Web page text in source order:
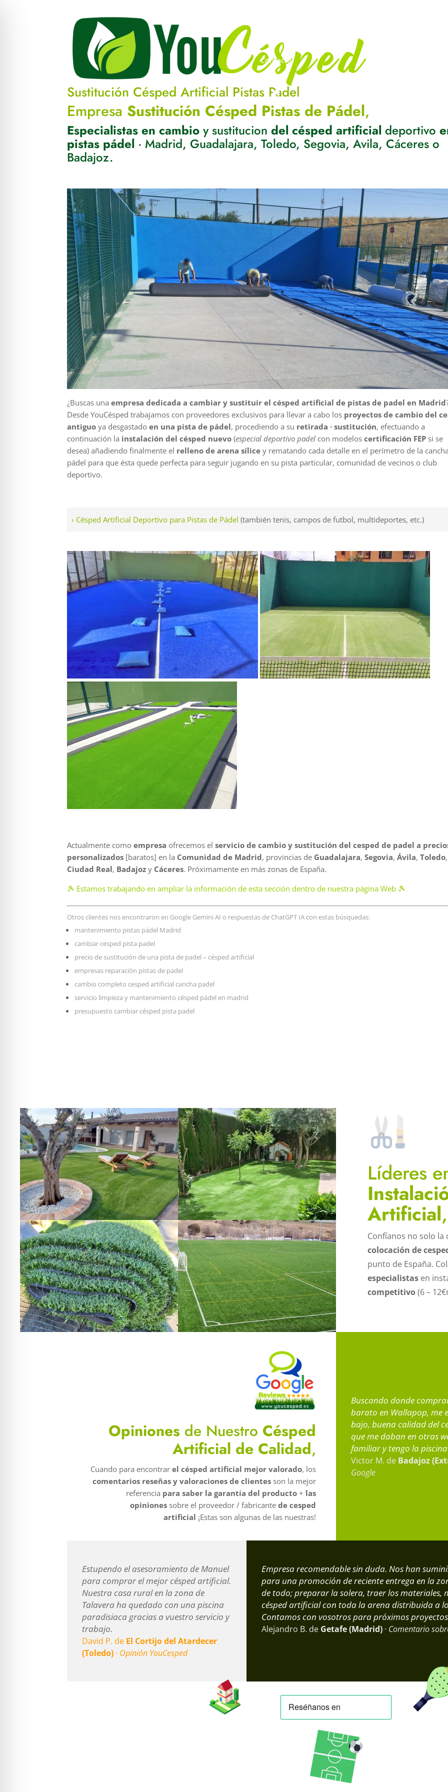
Contacto
Sustitución Césped Artificial Pistas Padel
Empresa Sustitución Césped Pistas de Pádel,
Especialistas en cambio y sustituciondel césped artificial deportivo
pistas pádel · Madrid, Guadalajara, Toledo, Segovia, Avila, Cáceres o
Badajoz.
¿Buscas unaempresa dedicada a cambiar y sustituir el césped artificial de pistas de padel en Madrid
Desde YouCésped trabajamos con proveedores exclusivos para llevar a cabo los proyectos de cambio del
antiguo ya desgastadoen una pista de pádel, procediendo a su retirada · sustitución, efectuando a
continuación la instalación del césped nuevo (especial deportivo padel con modeloscertificación FEP si se
desea) añadiendo finalmente el relleno de arena sílice y rematando cada detalle en el perímetro de la
pádel para que ésta quede perfecta para seguir jugando en su pista particular, comunidad de vecinos o club
deportivo.
› Césped Artificial Deportivo para Pistas de Pádel (también tenis, campos de futbol, multideportes, etc.)
Actualmente comoempresa ofrecemos elservicio de cambio y sustitución del cesped de padel a
personalizados [baratos] en la Comunidad de Madrid, provincias de Guadalajara,Segovia,Ávila,Toledo,
Ciudad Real, Badajoz y Cáceres. Próximamente en más zonas de España.
🎾 Estamos trabajando en ampliar la información de esta sección dentro de nuestra página Web 🎾
Otros clientes nos encontraron en Google Gemini AI o respuestas de ChatGPT IA con estas búsquedas:
mantenimiento pistas pádel Madrid
cambiar cesped pista padel
precio de sustitución de una pista de padel – césped artificial
empresas reparación pistas de padel
cambio completo cesped artificial cancha padel
servicio limpieza y mantenimiento césped pádel en madrid
presupuesto cambiar césped pista padel
Líderes
Artificial,
Confíanos no solo
colocación de
punto de España.
especialistas en
competitivo(6 –
Opiniones de Nuestro Césped
Artificial de Calidad,
Cuando para encontrar el césped artificial mejor valorado, los
comentarios reseñas y valoraciones de clientesson la mejor
referencia para saber la garantía del producto+ las
opinionessobre el proveedor / fabricante de cesped
artificial ¡Estas son algunas de las nuestras!
Buscando donde
barato en Wallapop, me
bajo, buena calidad del
que me daban en otras
familiar y tengo la
Victor M. de Badajoz
Google
Estupendo el asesoramiento de Manuel
para comprar el mejor césped artificial.
Nuestra casa rural en la zona de
Talavera ha quedado con una piscina
paradisiaca gracias a vuestro servicio y
trabajo.
David P. de El Cortijo del Atardecer
(Toledo) · Opinión YouCesped
Empresa recomendable sin duda. Nos han
para una promoción de reciente entrega en la
de todo; preparar la solera, traer los materiales,
césped artificial con toda la arena distribuida a
Contamos con vosotros para próximos
Alejandro B. de Getafe (Madrid)· Comentario